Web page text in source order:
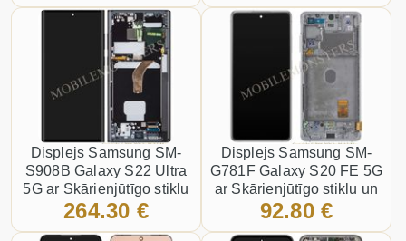
Displejs Samsung SM-
S908B Galaxy S22 Ultra
5G ar Skārienjūtīgo stiklu
un apkart ramiti (Service
264.30 €
Displejs Samsung SM-
G781F Galaxy S20 FE 5G
ar Skārienjūtīgo stiklu un
apkart ramiti (Service
92.80 €